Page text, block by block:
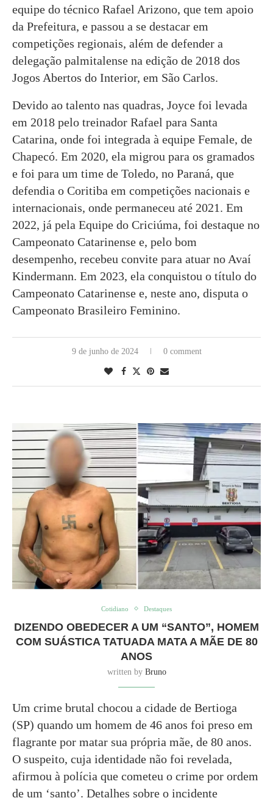
equipe do técnico Rafael Arizono, que tem apoio
da Prefeitura, e passou a se destacar em
competições regionais, além de defender a
delegação palmitalense na edição de 2018 dos
Jogos Abertos do Interior, em São Carlos.
Devido ao talento nas quadras, Joyce foi levada
em 2018 pelo treinador Rafael para Santa
Catarina, onde foi integrada à equipe Female, de
Chapecó. Em 2020, ela migrou para os gramados
e foi para um time de Toledo, no Paraná, que
defendia o Coritiba em competições nacionais e
internacionais, onde permaneceu até 2021. Em
2022, já pela Equipe do Criciúma, foi destaque no
Campeonato Catarinense e, pelo bom
desempenho, recebeu convite para atuar no Avaí
Kindermann. Em 2023, ela conquistou o título do
Campeonato Catarinense e, neste ano, disputa o
Campeonato Brasileiro Feminino.
9 de junho de 2024 0 comment
Cotidiano Destaques
DIZENDO OBEDECER A UM “SANTO”, HOMEM
COM SUÁSTICA TATUADA MATA A MÃE DE 80
ANOS
written by Bruno
Um crime brutal chocou a cidade de Bertioga
(SP) quando um homem de 46 anos foi preso em
flagrante por matar sua própria mãe, de 80 anos.
O suspeito, cuja identidade não foi revelada,
afirmou à polícia que cometeu o crime por ordem
de um ‘santo’. Detalhes sobre o incidente